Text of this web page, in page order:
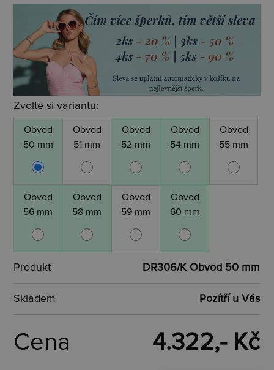
Zvolte si variantu:
Obvod
50 mm
Obvod
51 mm
Obvod
52 mm
Obvod
54 mm
Obvod
55 mm
Obvod
56 mm
Obvod
58 mm
Obvod
59 mm
Obvod
60 mm
Produkt DR306/K Obvod 50 mm
Skladem Pozítří u Vás
Cena 4.322,- Kč